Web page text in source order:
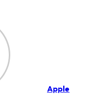
Apple